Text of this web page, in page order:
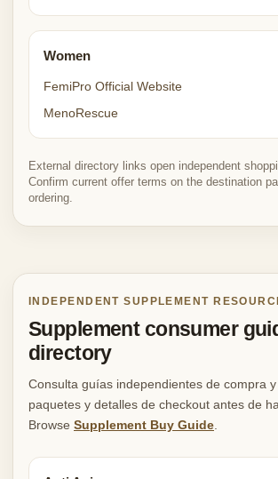
Women
FemiPro Official Website
MenoRescue
External directory links open independent
Confirm current offer terms on the destination
ordering.
INDEPENDENT SUPPLEMENT
Supplement consumer
directory
Consulta guías independientes de compra y
paquetes y detalles de checkout antes de
Browse Supplement Buy Guide